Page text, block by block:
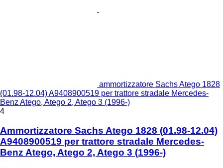
ammortizzatore Sachs Atego 1828
(01.98-12.04) A9408900519 per trattore stradale Mercedes-
Benz Atego, Atego 2, Atego 3 (1996-)
4
Ammortizzatore Sachs Atego 1828 (01.98-12.04)
A9408900519 per trattore stradale Mercedes-
Benz Atego, Atego 2, Atego 3 (1996-)